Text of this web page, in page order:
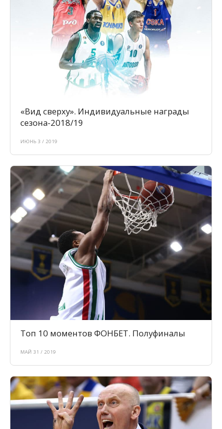
«Вид сверху». Индивидуальные награды
сезона-2018/19
ИЮНЬ 3 / 2019
Топ 10 моментов ФОНБЕТ. Полуфиналы
МАЙ 31 / 2019